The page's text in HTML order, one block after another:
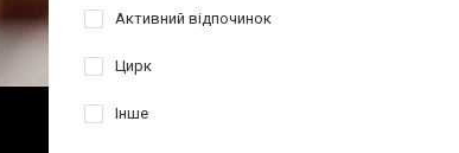
Активний відпочинок
Цирк
Інше